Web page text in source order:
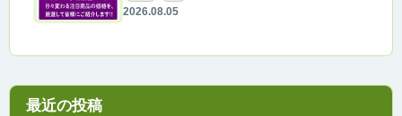
2026.08.05
最近の投稿